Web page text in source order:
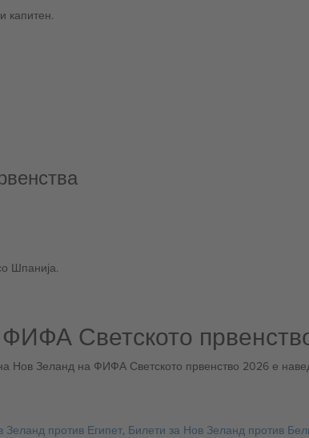
капитен.
Шпанија.
Светското
Нов Зеланд на ФИФА Светското првенство 2026 е
Зеланд против Египет, Билети за Нов Зеланд против